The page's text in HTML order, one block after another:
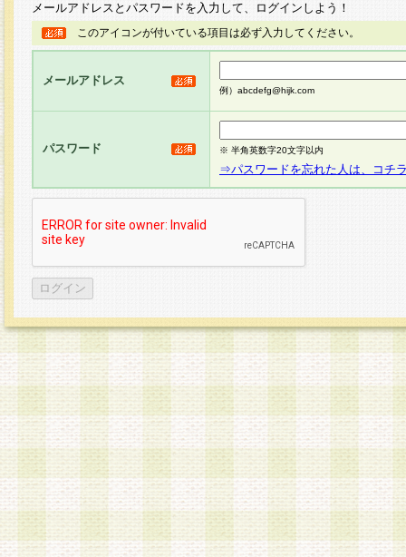
メールアドレスとパスワードを入力して、ログインしよう！
このアイコンが付いている項目は必ず入力してください。
メールアドレス
例）abcdefg@hijk.com
パスワード ※ 半角英数字20文字以内
⇒パスワードを忘れた人は、コチ